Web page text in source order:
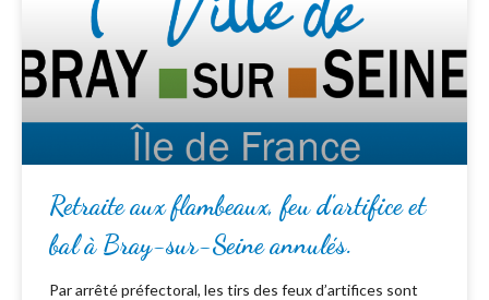
Retraite aux flambeaux, feu d’artifice et
bal à Bray-sur-Seine annulés.
Par arrêté préfectoral, les tirs des feux d’artifices sont